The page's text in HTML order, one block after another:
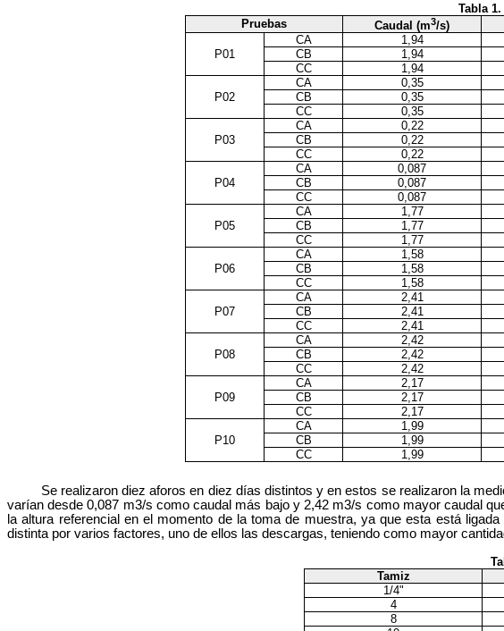
Tabla 1.
Pruebas
Caudal (m3/s)
P01
CA 1,94
CB
1,94
CC
1,94
P02
CA 0,35
CB
0,35
CC
0,35
P03
CA 0,22
CB
0,22
CC
0,22
P04
CA 0,087
CB
0,087
CC
0,087
P05
CA 1,77
CB
1,77
CC
1,77
P06
CA 1,58
CB
1,58
CC
1,58
P07
CA 2,41
CB
2,41
CC
2,41
P08
CA 2,42
CB
2,42
CC
2,42
P09
CA 2,17
CB
2,17
CC
2,17
P10
CA 1,99
CB
1,99
CC
1,99
Se realizaron diez aforos en diez días distintos y en estos se realizaron la
varían desde 0,087 m3/s como caudal más bajo y 2,42 m3/s como mayor caudal
la altura referencial en el momento de la toma de muestra, ya que esta está
distinta por varios factores, uno de ellos las descargas, teniendo como mayor
Tamiz
1/4"
4
8